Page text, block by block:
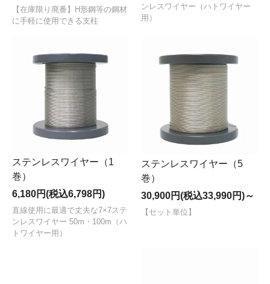
【在庫限り廃番】H形鋼等の鋼材
に手軽に使用できる支柱
ンレスワイヤー（ハトワイヤー
用）
ステンレスワイヤー（1
巻）
6,180円(税込6,798円)
直線使用に最適で丈夫な7×7ステ
ンレスワイヤー 50m・100m（ハ
トワイヤー用）
ステンレスワイヤー（5
巻）
30,900円(税込33,990円)～
【セット単位】